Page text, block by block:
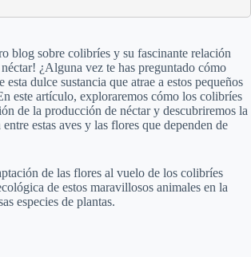
blog sobre colibríes y su fascinante relación
¿Alguna vez te has preguntado cómo
dulce sustancia que atrae a estos pequeños
este artículo, exploraremos cómo los colibríes
de la producción de néctar y descubriremos la
estas aves y las flores que dependen de
de las flores al vuelo de los colibríes
de estos maravillosos animales en la
especies de plantas.